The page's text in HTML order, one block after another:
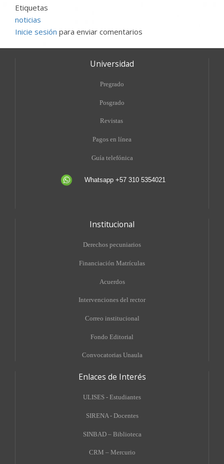
Etiquetas
noticias
Inicie sesión para enviar comentarios
Universidad
Pregrado
Posgrado
Revistas
Pagos en línea
Guía telefónica
Whatsapp +57 310 5354021
Institucional
Derechos pecuniarios
Financiación Matrículas
Acuerdos
Intervenciones del rector
Correo institucional
Fondo Editorial
Convocatorias Unaula
Enlaces de Interés
ULISES - Estudiantes
SIRENA - Docentes
SINBAD – Biblioteca
CRM – Mercurio